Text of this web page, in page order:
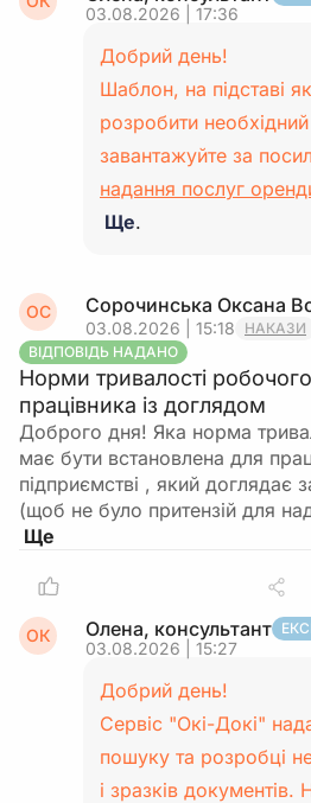
03.08.2026 | 17:36
Добрий день!
Шаблон, на підставі
розробити
завантажуйте за
надання послуг
Ще.
ОС Сорочинська Оксана
03.08.2026 | 15:18
НАКАЗИ
ВІДПОВІДЬ НАДАНО
Норми тривалості
працівника із доглядом
Доброго дня! Яка норма
має бути встановлена для
підприємстві , який доглядає
(щоб не було притензій для
ОК Олена, консультант
03.08.2026 | 15:27
Добрий день!
Сервіс "Окі-Докі"
пошуку та розробці
і зразків документів.